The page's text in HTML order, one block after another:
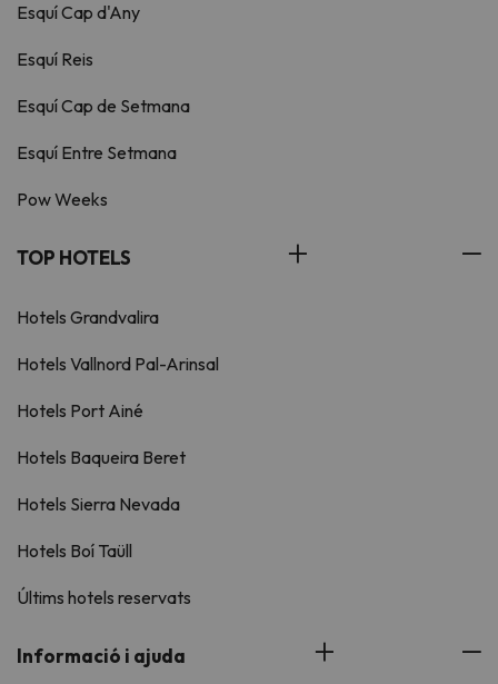
Esquí Cap d'Any
Esquí Reis
Esquí Cap de Setmana
Esquí Entre Setmana
Pow Weeks
TOP HOTELS
Hotels Grandvalira
Hotels Vallnord Pal-Arinsal
Hotels Port Ainé
Hotels Baqueira Beret
Hotels Sierra Nevada
Hotels Boí Taüll
Últims hotels reservats
Informació i ajuda